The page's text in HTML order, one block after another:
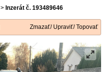
> Inzerát č. 193489646
Zmazať/ Upraviť/ Topovať